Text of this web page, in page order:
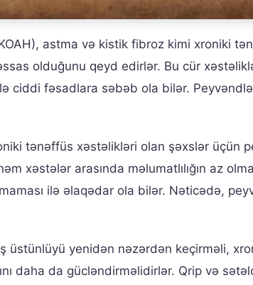
astma və kistik fibroz kimi xroniki
olduğunu qeyd edirlər. Bu cür
ciddi fəsadlara səbəb ola bilər.
tənəffüs xəstəlikləri olan şəxslər üçün
xəstələr arasında məlumatlılığın az
ilə əlaqədar ola bilər. Nəticədə,
üstünlüyü yenidən nəzərdən keçirməli,
daha da gücləndirməlidirlər. Qrip və